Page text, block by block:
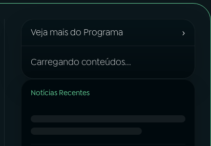
Veja mais do Programa ›
Carregando conteúdos...
Notícias Recentes